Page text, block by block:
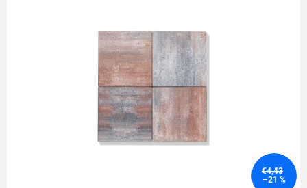
€4,43
–21 %